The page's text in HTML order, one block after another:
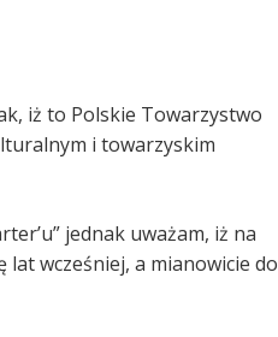
iż to Polskie Towarzystwo
i towarzyskim
jednak uważam, iż na
lat wcześniej, a mianowicie do